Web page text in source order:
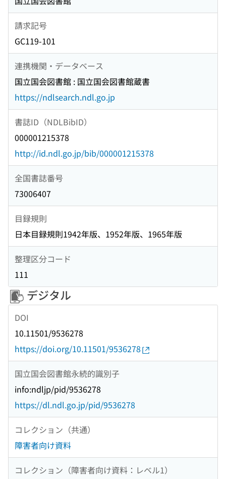
請求記号
GC119-101
連携機関・データベース
国立国会図書館 : 国立国会図書館蔵書
https://ndlsearch.ndl.go.jp
書誌ID（NDLBibID）
000001215378
http://id.ndl.go.jp/bib/000001215378
全国書誌番号
73006407
目録規則
日本目録規則1942年版、1952年版、1965年版
整理区分コード
111
デジタル
DOI
10.11501/9536278
https://doi.org/10.11501/9536278
国立国会図書館永続的識別子
info:ndljp/pid/9536278
https://dl.ndl.go.jp/pid/9536278
コレクション（共通）
障害者向け資料
コレクション（障害者向け資料：レベル1）